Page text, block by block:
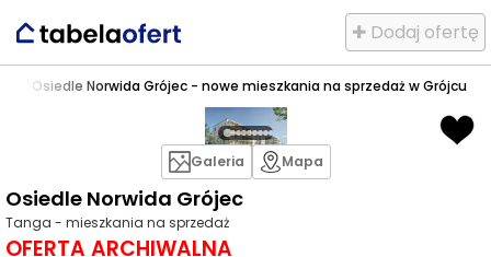
✚ Dodaj ofertę
Osiedle Norwida Grójec - nowe mieszkania na sprzedaż w Grójcu
Osiedle Norwida Grójec
Tanga - mieszkania na sprzedaż
OFERTA ARCHIWALNA
Galeria Mapa